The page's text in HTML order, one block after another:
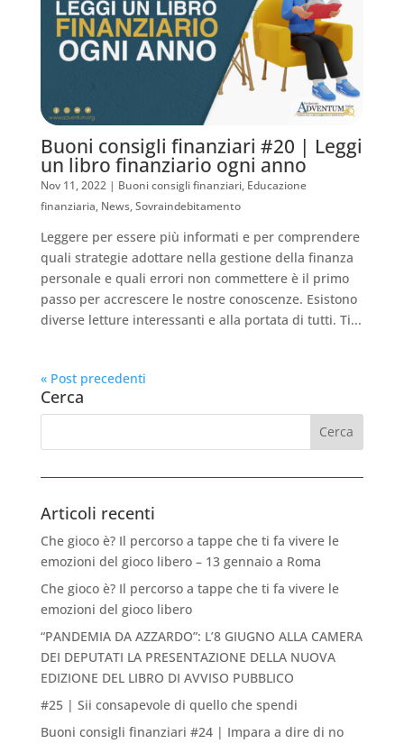
Buoni consigli finanziari #20 | Leggi
un libro finanziario ogni anno
Nov 11, 2022| Buoni consigli finanziari, Educazione
finanziaria, News,Sovraindebitamento
Leggere per essere più informati e per comprendere
quali strategie adottare nella gestione della finanza
personale e quali errori non commettere è il primo
passo per accrescere le nostre conoscenze. Esistono
diverse letture interessanti e alla portata di tutti. Ti...
« Post precedenti
Cerca
Articoli recenti
Che gioco è? Il percorso a tappe che ti fa vivere le
emozioni del gioco libero – 13 gennaio a Roma
Che gioco è? Il percorso a tappe che ti fa vivere le
emozioni del gioco libero
“PANDEMIA DA AZZARDO”: L’8 GIUGNO ALLA CAMERA
DEI DEPUTATI LA PRESENTAZIONE DELLA NUOVA
EDIZIONE DEL LIBRO DI AVVISO PUBBLICO
#25 | Sii consapevole di quello che spendi
Buoni consigli finanziari #24 | Impara a dire di no